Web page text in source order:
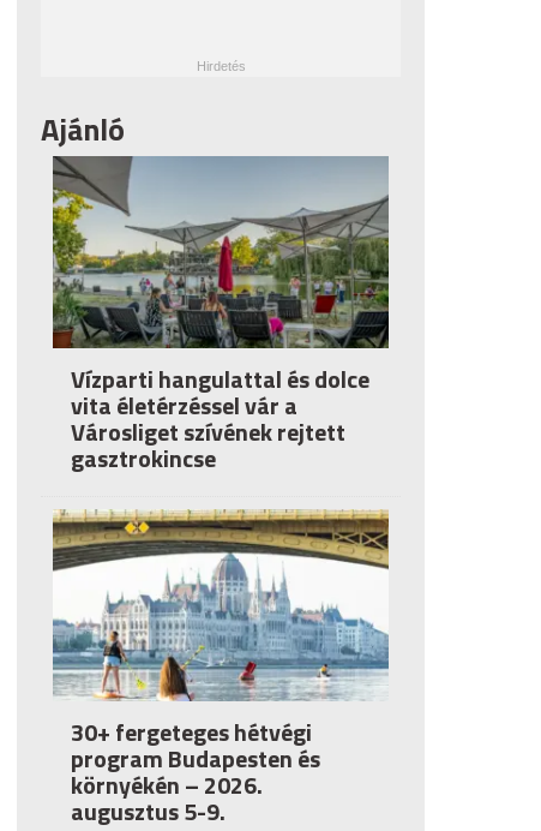
Ajánló
Vízparti hangulattal és dolce
vita életérzéssel vár a
Városliget szívének rejtett
gasztrokincse
30+ fergeteges hétvégi
program Budapesten és
környékén – 2026.
augusztus 5-9.